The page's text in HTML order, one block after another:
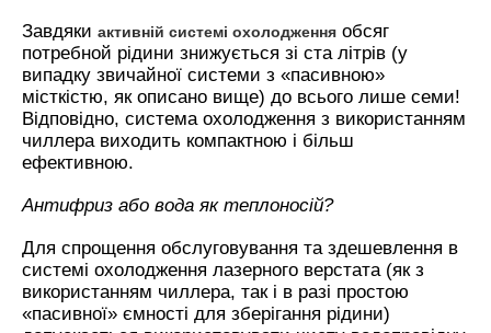
Завдяки активній системі охолодження обсяг
потребной рідини знижується зі ста літрів (у
випадку звичайної системи з «пасивною»
місткістю, як описано вище) до всього лише семи!
Відповідно, система охолодження з використанням
чиллера виходить компактною і більш
ефективною.
Антифриз або вода як теплоносій?
Для спрощення обслуговування та здешевлення в
системі охолодження лазерного верстата (як з
використанням чиллера, так і в разі простою
«пасивної» ємності для зберігання рідини)